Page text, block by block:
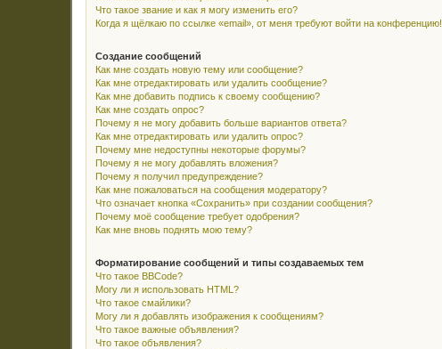
Что такое звание и как я могу изменить его?
Когда я щёлкаю по ссылке «email», от меня требуют войти на конференцию!
Создание сообщений
Как мне создать новую тему или сообщение?
Как мне отредактировать или удалить сообщение?
Как мне добавить подпись к своему сообщению?
Как мне создать опрос?
Почему я не могу добавить больше вариантов ответа?
Как мне отредактировать или удалить опрос?
Почему мне недоступны некоторые форумы?
Почему я не могу добавлять вложения?
Почему я получил предупреждение?
Как мне пожаловаться на сообщения модератору?
Что означает кнопка «Сохранить» при создании сообщения?
Почему моё сообщение требует одобрения?
Как мне вновь поднять мою тему?
Форматирование сообщений и типы создаваемых тем
Что такое BBCode?
Могу ли я использовать HTML?
Что такое смайлики?
Могу ли я добавлять изображения к сообщениям?
Что такое важные объявления?
Что такое объявления?